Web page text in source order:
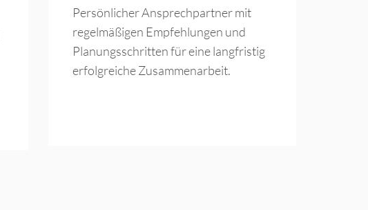
Persönlicher Ansprechpartner mit
regelmäßigen Empfehlungen und
Planungsschritten für eine langfristig
erfolgreiche Zusammenarbeit.